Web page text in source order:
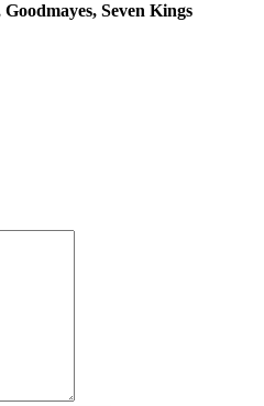
Seven Kings